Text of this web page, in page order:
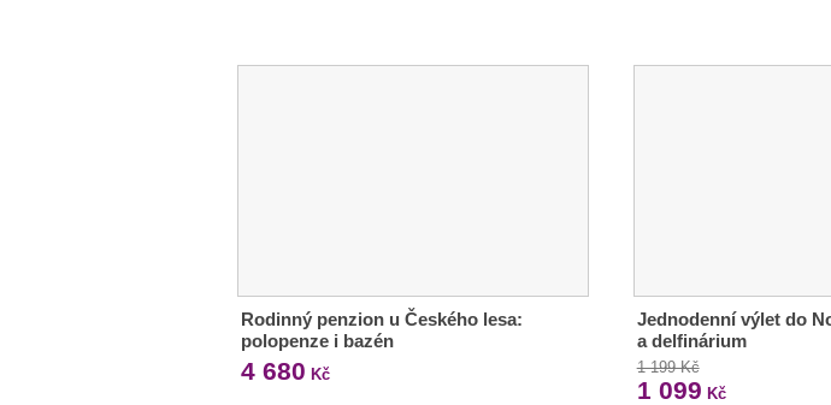
Rodinný penzion u Českého lesa:
polopenze i bazén
4 680 Kč
Jednodenní výlet do
a delfinárium
1 199 Kč
1 099 Kč